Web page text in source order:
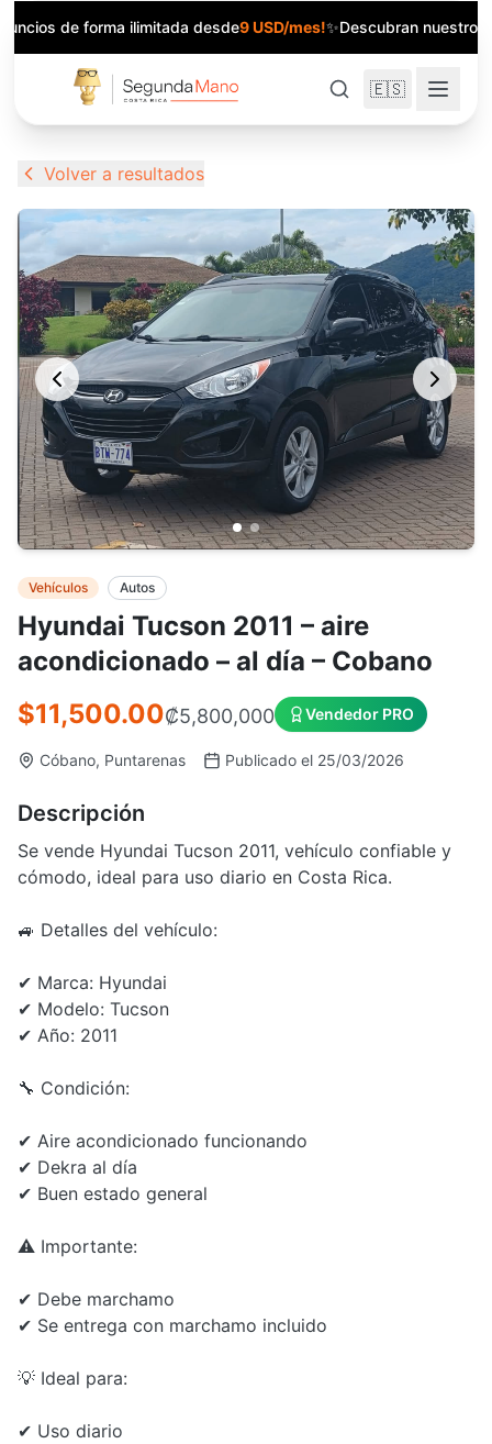
de forma ilimitada desde9 USD/mes!✨Descubran
🇪🇸
Volver a resultados
Hyundai Tucson 2011 – aire
acondicionado – al día – Cobano
Vehículos Autos
$11,500.00₡5,800,000 Vendedor PRO
Cóbano, Puntarenas Publicado el 25/03/2026
Descripción
Se vende Hyundai Tucson 2011, vehículo confiable y
cómodo, ideal para uso diario en Costa Rica.
🚙 Detalles del vehículo:
✔ Marca: Hyundai
✔ Modelo: Tucson
✔ Año: 2011
🔧 Condición:
✔ Aire acondicionado funcionando
✔ Dekra al día
✔ Buen estado general
⚠️ Importante:
✔ Debe marchamo
✔ Se entrega con marchamo incluido
💡 Ideal para:
✔ Uso diario